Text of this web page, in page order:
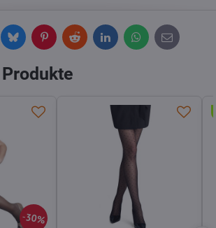
BlueskyPinterestReddit LinkedInWhatsApp
E-
mail
30%